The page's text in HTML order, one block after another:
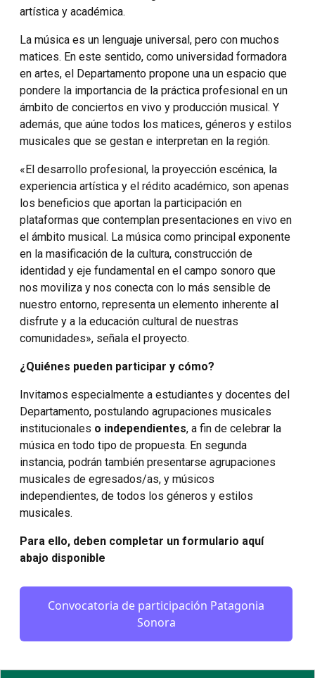
artística y académica.
La música es un lenguaje universal, pero con muchos
matices. En este sentido, como universidad formadora
en artes, el Departamento propone una un espacio que
pondere la importancia de la práctica profesional en un
ámbito de conciertos en vivo y producción musical. Y
además, que aúne todos los matices, géneros y estilos
musicales que se gestan e interpretan en la región.
«El desarrollo profesional, la proyección escénica, la
experiencia artística y el rédito académico, son apenas
los beneficios que aportan la participación en
plataformas que contemplan presentaciones en vivo en
el ámbito musical. La música como principal exponente
en la masificación de la cultura, construcción de
identidad y eje fundamental en el campo sonoro que
nos moviliza y nos conecta con lo más sensible de
nuestro entorno, representa un elemento inherente al
disfrute y a la educación cultural de nuestras
comunidades», señala el proyecto.
¿Quiénes pueden participar y cómo?
Invitamos especialmente a estudiantes y docentes del
Departamento, postulando agrupaciones musicales
institucionales o independientes, a fin de celebrar la
música en todo tipo de propuesta. En segunda
instancia, podrán también presentarse agrupaciones
musicales de egresados/as, y músicos
independientes, de todos los géneros y estilos
musicales.
Para ello, deben completar un formulario aquí
abajo disponible
Convocatoria de participación Patagonia
Sonora